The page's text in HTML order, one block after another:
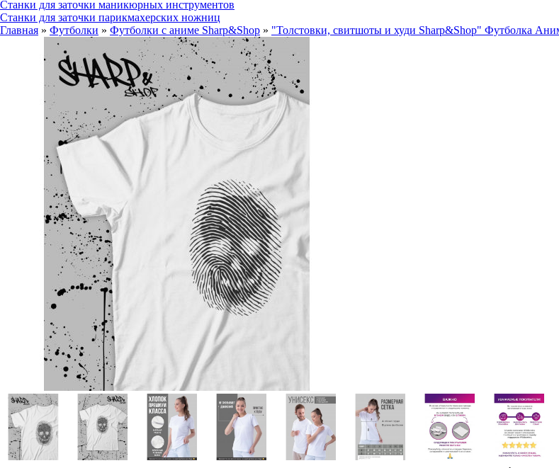
Станки для заточки маникюрных инструментов
Станки для заточки парикмахерских ножниц
Главная » Футболки » Футболки с аниме Sharp&Shop » "Толстовки, свитшоты и худи Sharp&Shop" Футболка